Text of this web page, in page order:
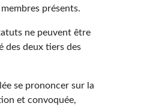
présents.
ne peuvent être
des deux tiers des
se prononcer sur la
et convoquée,